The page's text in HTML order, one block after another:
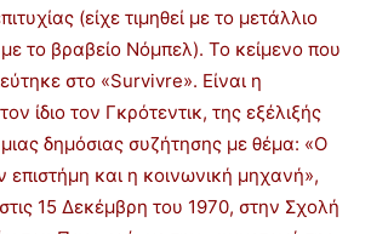
(είχε τιμηθεί με το μετάλλιο
το βραβείο Νόμπελ). Το κείμενο που
στο «Survivre». Είναι η
ίδιο τον Γκρότεντικ, της εξέλιξής
δημόσιας συζήτησης με θέμα: «Ο
επιστήμη και η κοινωνική μηχανή»,
15 Δεκέμβρη του 1970, στην Σχολή